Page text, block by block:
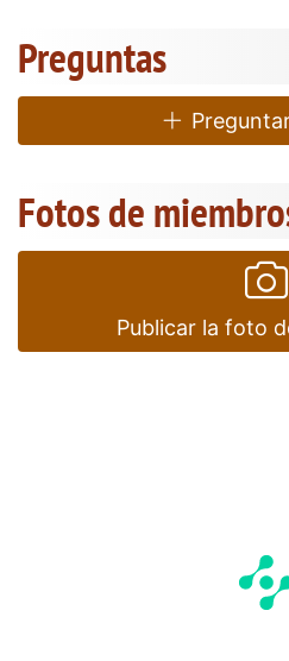
Preguntas
Fotos de
Publicar la foto